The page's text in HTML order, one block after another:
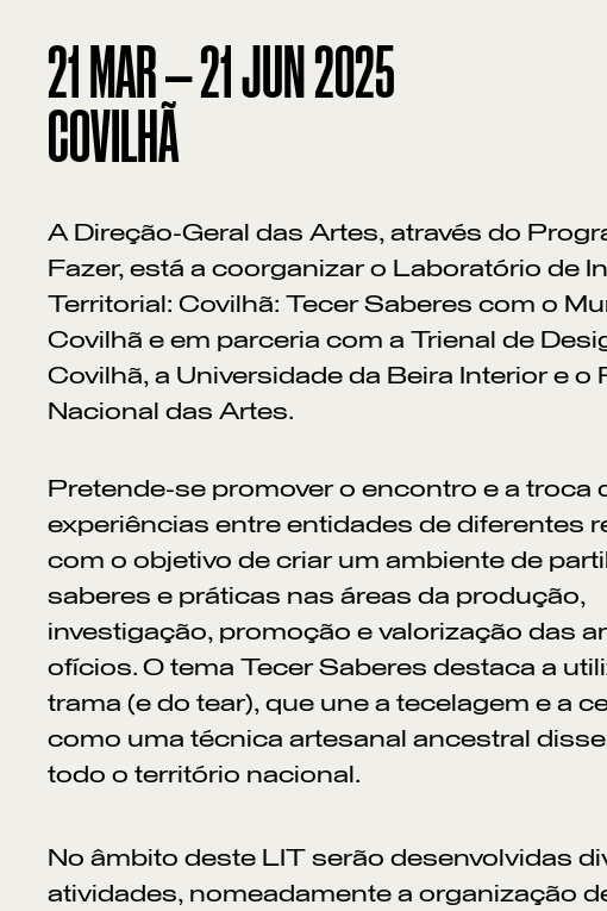
21 MAR—21 JUN 2025
COVILHÃ
A Direção-Geral das Artes, através do
Fazer, está a coorganizar o Laboratório de
Territorial: Covilhã: Tecer Saberes com o
Covilhã e em parceria com a Trienal de
Covilhã, a Universidade da Beira Interior e o
Nacional das Artes.
Pretende-se promover o encontro e a troca
experiências entre entidades de diferentes
com o objetivo de criar um ambiente de
saberes e práticas nas áreas da produção,
investigação, promoção e valorização das
ofícios. O tema Tecer Saberes destaca a
trama (e do tear), que une a tecelagem e a
como uma técnica artesanal ancestral
todo o território nacional.
No âmbito deste LIT serão desenvolvidas
atividades, nomeadamente a organização